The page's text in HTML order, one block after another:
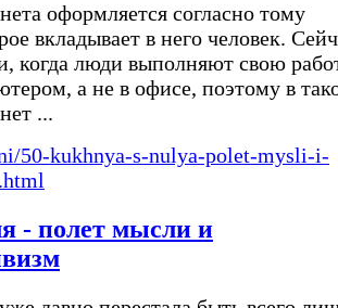
оформляется согласно тому
вкладывает в него человек.
когда люди выполняют свою
а не в офисе, поэтому в
...
- полет мысли и